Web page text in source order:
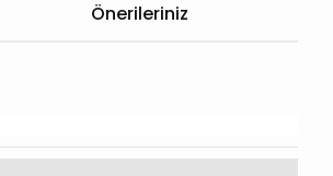
Önerileriniz